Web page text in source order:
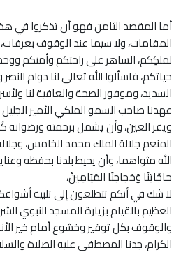
أما المقصد الثامن فهو أن تذكروا في
المقامات، ولا سيما عند الوقوف
لملكِكم، الساهر على راحتكم وأمنكم
حياتكم، فاسألوا الله تعالى لنا دوام
السديد، وموفور الصحة والعافية لنا
عهدنا صاحب السمو الملكي الأمير
ويقر العين، وأن يشمل برحمته ورضوانه
المنعم جلالة الملك محمد الخامس،
الله مثواهما، وأن يحيط بلدنا بحفظه
حَاجَّاتِنَا وَحُجَاجَنَا المَيَامِينْ،
لا شك في أنكم تتطلعون إلى تلبية
العظيم بالقيام بزيارة المسجد النبوي
والوقوف بكل توقير وخشوع أمام خير
الكرام، جدنا المصطفى عليه الصلاة